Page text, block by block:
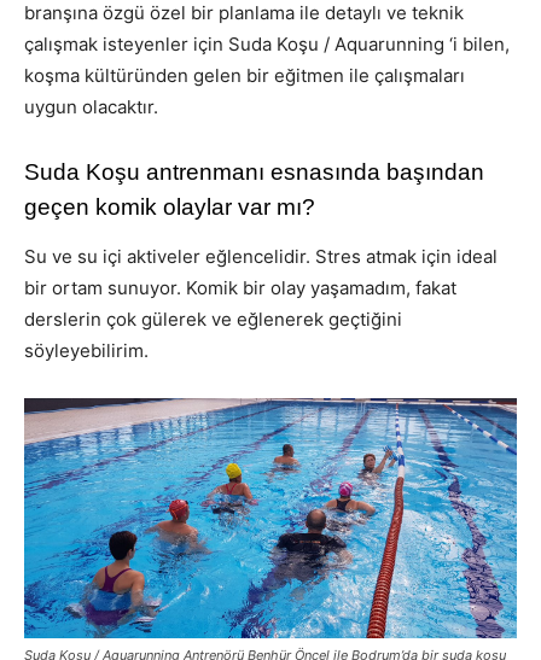
branşına özgü özel bir planlama ile detaylı ve teknik
çalışmak isteyenler için Suda Koşu / Aquarunning ‘i bilen,
koşma kültüründen gelen bir eğitmen ile çalışmaları
uygun olacaktır.
Suda Koşu antrenmanı esnasında başından
geçen komik olaylar var mı?
Su ve su içi aktiveler eğlencelidir. Stres atmak için ideal
bir ortam sunuyor. Komik bir olay yaşamadım, fakat
derslerin çok gülerek ve eğlenerek geçtiğini
söyleyebilirim.
Suda Koşu / Aquarunning Antrenörü Benhür Öncel ile Bodrum’da bir suda koşu